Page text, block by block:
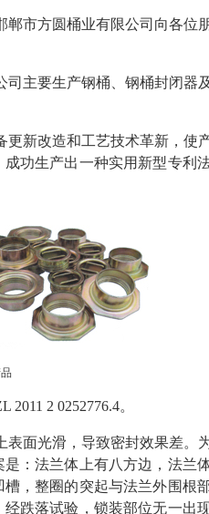
市方圆桶业有限公司向各位
主要生产钢桶、钢桶封闭器
新改造和工艺技术革新，使
功生产出一种实用新型专利
2 0252776.4。
面光滑，导致密封效果差。
：法兰体上有八方边，法兰
，整圈的突起与法兰外围根
跌落试验，锁装部位无一出